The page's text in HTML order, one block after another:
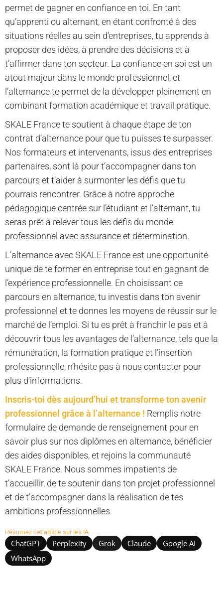
permet de gagner en confiance en toi. En tant
qu’apprenti ou alternant, en étant confronté à des
situations réelles au sein d’entreprises, tu apprends à
proposer des idées, à prendre des décisions et à
t’affirmer dans ton secteur. La confiance en soi est un
atout majeur dans le monde professionnel, et
l’alternance te permet de la développer pleinement en
combinant formation académique et travail pratique.
SKALE France te soutient à chaque étape de ton
contrat d’alternance pour que tu puisses te surpasser.
Nos formateurs et intervenants, issus des entreprises
partenaires, sont là pour t’accompagner dans ton
parcours et t’aider à surmonter les défis que tu
pourrais rencontrer. Grâce à notre approche
pédagogique centrée sur l’étudiant et l’alternant, tu
seras prêt à relever tous les défis du monde
professionnel avec assurance et détermination.
L’alternance avec SKALE France est une opportunité
unique de te former en entreprise tout en gagnant de
l’expérience professionnelle. En choisissant ce
parcours en alternance, tu investis dans ton avenir
professionnel et te donnes les moyens de réussir sur le
marché de l’emploi. Si tu es prêt à franchir le pas et à
découvrir tous les avantages de l’alternance, tels que la
rémunération, la formation pratique et l’insertion
professionnelle, n’hésite pas à nous contacter pour
plus d’informations.
Inscris-toi dès aujourd’hui et transforme ton avenir
professionnel grâce à l’alternance ! Remplis notre
formulaire de demande de renseignement pour en
savoir plus sur nos diplômes en alternance, bénéficier
des aides disponibles, et rejoins la communauté
SKALE France. Nous sommes impatients de
t’accueillir, de te soutenir dans ton projet professionnel
et de t’accompagner dans la réalisation de tes
ambitions professionnelles.
Résumez cet article sur les IA
ChatGPT Perplexity Grok Claude
Google AI
WhatsApp